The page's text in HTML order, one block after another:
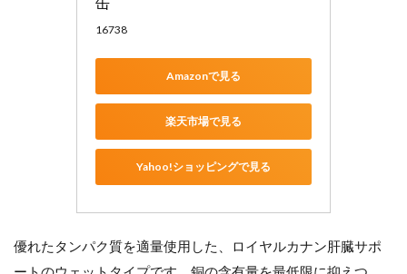
16738
Amazonで見る
楽天市場で見る
Yahoo!ショッピングで見る
優れたタンパク質を適量使用した、ロイヤルカナン肝臓サポ